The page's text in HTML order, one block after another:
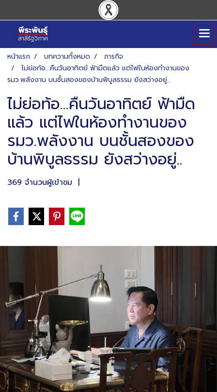
หน้าแรก บทความทั้งหมด
ภารกิจ
ไม่ย่อท้อ...คืนวันอาทิตย์ ฟ้ามืดแล้ว แต่ไฟในห้องทำงานของ
รมว.พลังงาน บนชั้นสองของบ้านพิบูลธรรม ยังสว่างอยู่..
ไม่ย่อท้อ...คืนวันอาทิตย์ ฟ้ามืด
แล้ว แต่ไฟในห้องทำงานของ
รมว.พลังงาน บนชั้นสองของ
บ้านพิบูลธรรม ยังสว่างอยู่..
369 จำนวนผู้เข้าชม |